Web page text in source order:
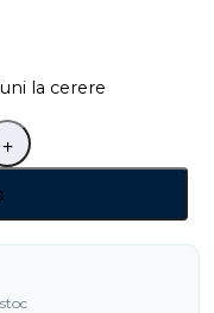
la cerere
+